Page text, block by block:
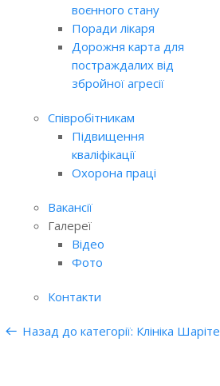
воєнного стану
Поради лікаря
Дорожня карта для
постраждалих від
збройної агресії
Співробітникам
Підвищення
кваліфікації
Охорона праці
Вакансії
Галереї
Відео
Фото
Контакти
Назад до категорії: Клініка Шаріте